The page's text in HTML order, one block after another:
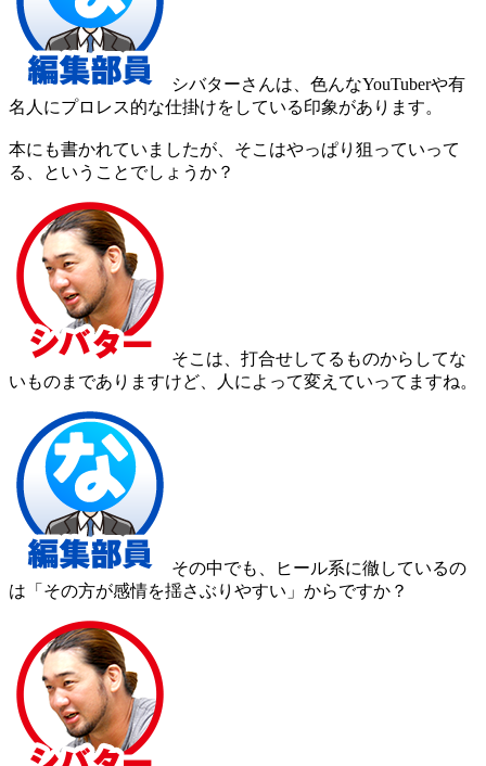
シバターさんは、色んなYouTuberや有
名人にプロレス的な仕掛けをしている印象があります。
本にも書かれていましたが、そこはやっぱり狙っていって
る、ということでしょうか？
そこは、打合せしてるものからしてな
いものまでありますけど、人によって変えていってますね。
その中でも、ヒール系に徹しているの
は「その方が感情を揺さぶりやすい」からですか？